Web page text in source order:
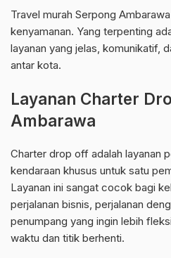
Travel murah Serpong
kenyamanan. Yang terpenting
layanan yang jelas, komunikatif,
antar kota.
Layanan Charter
Ambarawa
Charter drop off adalah layanan
kendaraan khusus untuk satu
Layanan ini sangat cocok bagi
perjalanan bisnis, perjalanan
penumpang yang ingin lebih
waktu dan titik berhenti.